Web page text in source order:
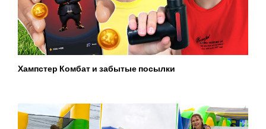
Хампстер Комбат и забытые посылки